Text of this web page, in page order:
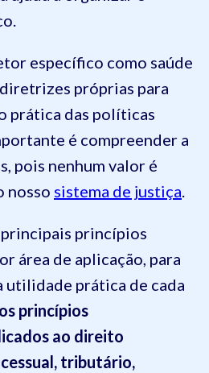
específico como saúde
próprias para
prática das políticas
é compreender a
pois nenhum valor é
nosso sistema de justiça.
princípios
área de aplicação, para
utilidade prática de cada
princípios
ao direito
tributário,